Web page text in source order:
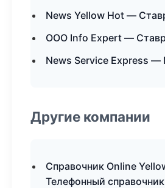
News Yellow Hot —
ООО Info Expert —
News Service Express —
Другие компании
Справочник Online
Телефонный